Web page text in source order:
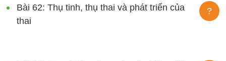
Bài 62: Thụ tinh, thụ thai và phát triển của
thai
?